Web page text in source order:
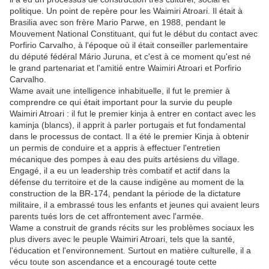
politique. Un point de repère pour les Waimiri Atroari. Il était à
Brasilia avec son frère Mario Parwe, en 1988, pendant le
Mouvement National Constituant, qui fut le début du contact avec
Porfirio Carvalho, à l'époque où il était conseiller parlementaire
du député fédéral Mário Juruna, et c'est à ce moment qu'est né
le grand partenariat et l'amitié entre Waimiri Atroari et Porfirio
Carvalho.
Wame avait une intelligence inhabituelle, il fut le premier à
comprendre ce qui était important pour la survie du peuple
Waimiri Atroari : il fut le premier kinja à entrer en contact avec les
kaminja (blancs), il apprit à parler portugais et fut fondamental
dans le processus de contact. Il a été le premier Kinja à obtenir
un permis de conduire et a appris à effectuer l'entretien
mécanique des pompes à eau des puits artésiens du village.
Engagé, il a eu un leadership très combatif et actif dans la
défense du territoire et de la cause indigène au moment de la
construction de la BR-174, pendant la période de la dictature
militaire, il a embrassé tous les enfants et jeunes qui avaient leurs
parents tués lors de cet affrontement avec l'armée.
Wame a construit de grands récits sur les problèmes sociaux les
plus divers avec le peuple Waimiri Atroari, tels que la santé,
l'éducation et l'environnement. Surtout en matière culturelle, il a
vécu toute son ascendance et a encouragé toute cette